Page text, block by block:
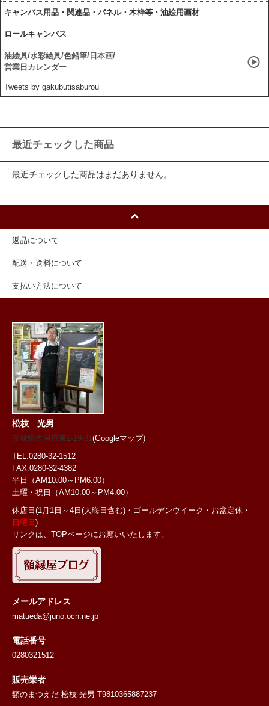
キャンバス用品・関連品・パネル・木枠等・油絵用画材
ロールキャンバス
油絵具/水彩絵具/色鉛筆/日本画/
営業日カレンダー
Tweets by gakubutisaburou
最近チェックした商品
最近チェックした商品はまだありません。
返品について
配送・送料について
支払い方法について
松枝 光男
茨城県古河市東2-19-31(Googleマップ)
TEL:0280-32-1512
FAX:0280-32-4382
平日（AM10:00～PM6:00）
土曜・祝日
（AM10:00～PM4:00）
休店日(1月1日～4日(大晦日含む)・ゴールデンウイーク・お盆定休・
日曜日 )
リンクは、TOPページにお願いいたします。
メールアドレス
matueda@juno.ocn.ne.jp
電話番号
0280321512
販売業者
額のまつえだ 松枝 光男 T9810365887237